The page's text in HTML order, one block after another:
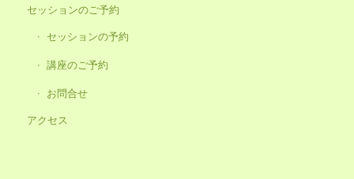
セッションのご予約
セッションの予約
講座のご予約
お問合せ
アクセス